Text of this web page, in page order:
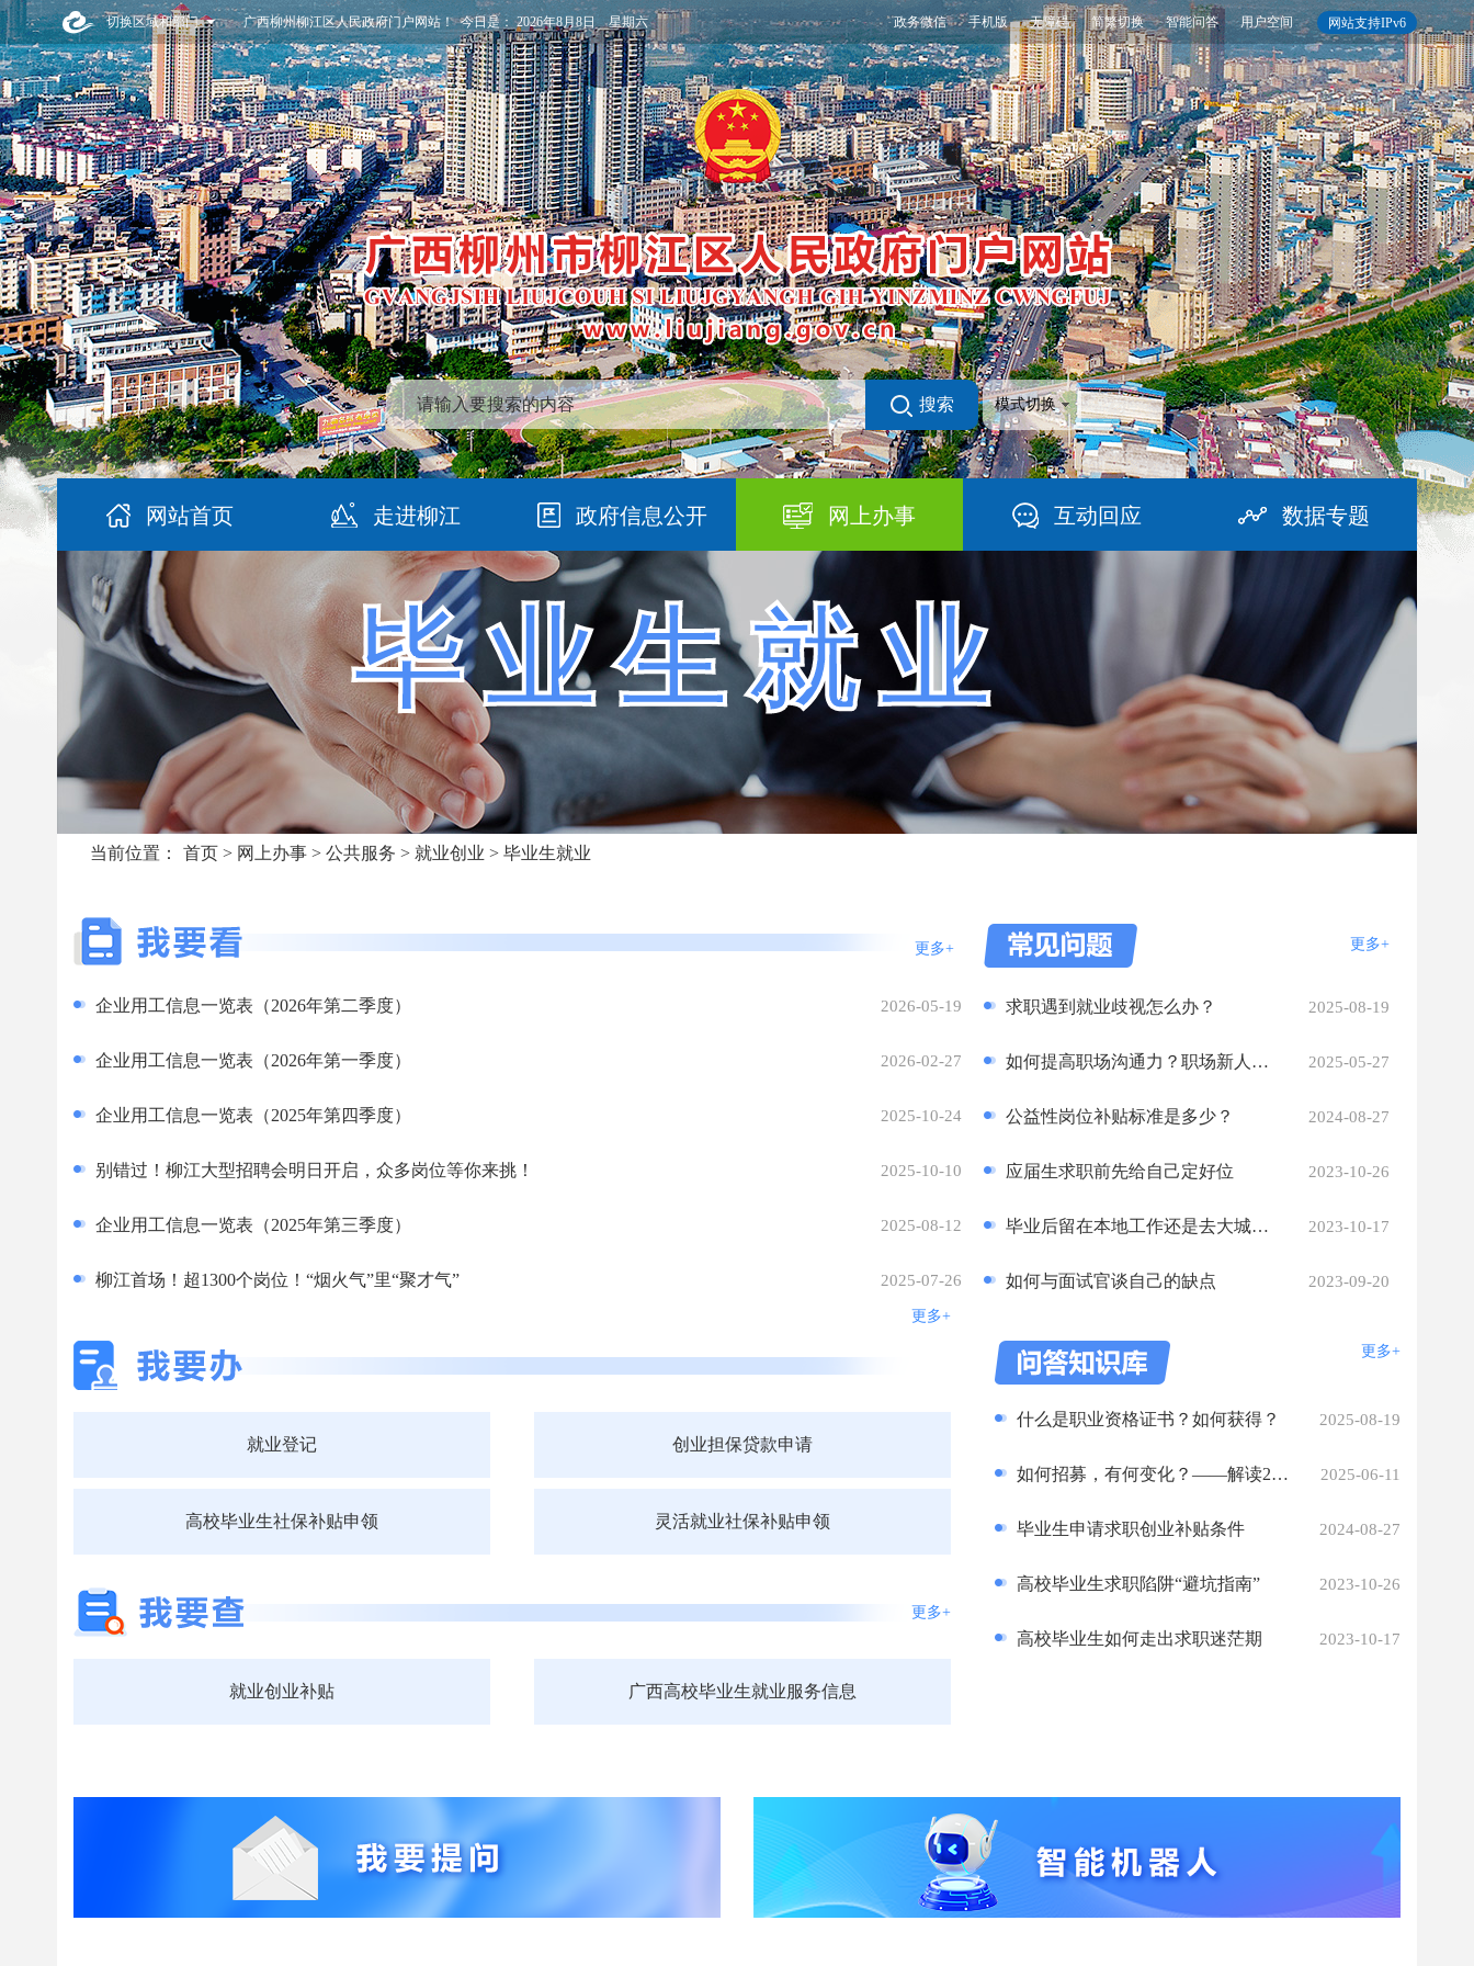
切换区域和部门 网站支持IPv6
政务微信 手机版 无障碍 简繁切换 智能问答 用户空间
广西柳州柳江区人民政府门户网站！ 今日是：2026年8月8日 星期六
搜索 模式切换
网站首页 走进柳江 政府信息公开 网上办事 互动回应 数据专题
毕业生就业
当前位置： 首页 > 网上办事 > 公共服务 > 就业创业 > 毕业生就业
更多+
企业用工信息一览表（2026年第二季度） 2026-05-19
企业用工信息一览表（2026年第一季度） 2026-02-27
企业用工信息一览表（2025年第四季度） 2025-10-24
别错过！柳江大型招聘会明日开启，众多岗位等你来挑！ 2025-10-10
企业用工信息一览表（2025年第三季度） 2025-08-12
柳江首场！超1300个岗位！“烟火气”里“聚才气” 2025-07-26
更多+
求职遇到就业歧视怎么办？ 2025-08-19
如何提高职场沟通力？职场新人速看→ 2025-05-27
公益性岗位补贴标准是多少？ 2024-08-27
应届生求职前先给自己定好位 2023-10-26
毕业后留在本地工作还是去大城市打拼？ 2023-10-17
如何与面试官谈自己的缺点 2023-09-20
更多+
就业登记 创业担保贷款申请
高校毕业生社保补贴申领 灵活就业社保补贴申领
更多+
什么是职业资格证书？如何获得？ 2025-08-19
如何招募，有何变化？——解读2025年“三支一扶”计划 2025-06-11
毕业生申请求职创业补贴条件 2024-08-27
高校毕业生求职陷阱“避坑指南” 2023-10-26
高校毕业生如何走出求职迷茫期 2023-10-17
更多+
就业创业补贴 广西高校毕业生就业服务信息